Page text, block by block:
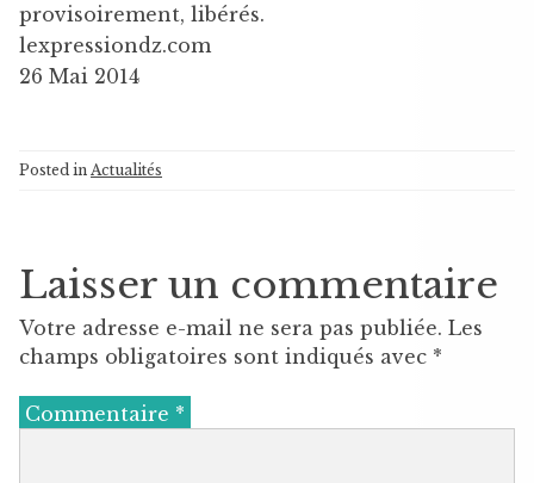
provisoirement, libérés.
lexpressiondz.com
26 Mai 2014
Posted in Actualités
Laisser un commentaire
Votre adresse e-mail ne sera pas publiée. Les
champs obligatoires sont indiqués avec *
Commentaire *